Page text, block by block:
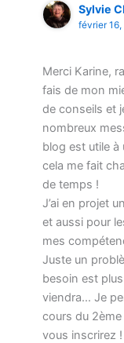
Sylvie
février 16,
Merci Karine,
fais de mon
de conseils et
nombreux
blog est utile
cela me fait
de temps !
J’ai en projet
et aussi pour
mes
Juste un
besoin est
viendra… Je
cours du 2ème
vous inscrirez !